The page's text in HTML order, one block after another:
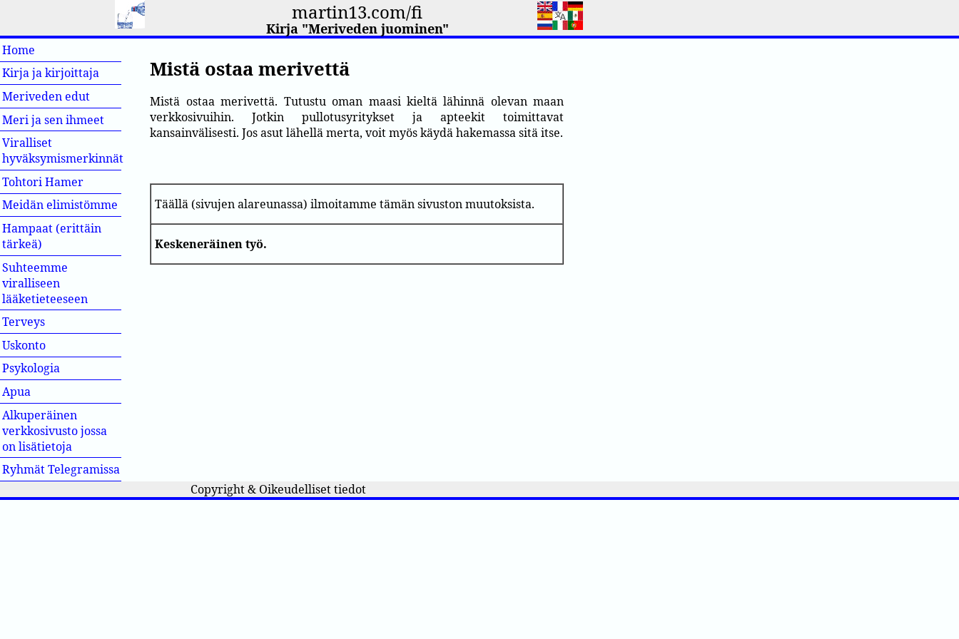
martin13.com/fi
Kirja "Meriveden juominen"
Home
Kirja ja kirjoittaja
Meriveden edut
Meri ja sen ihmeet
Viralliset
hyväksymismerkinnät
Tohtori Hamer
Meidän elimistömme
Hampaat (erittäin
tärkeä)
Suhteemme
viralliseen
lääketieteeseen
Terveys
Uskonto
Psykologia
Apua
Alkuperäinen
verkkosivusto jossa
on lisätietoja
Ryhmät Telegramissa
Mistä ostaa merivettä
Mistä ostaa merivettä. Tutustu oman maasi kieltä lähinnä olevan maan
verkkosivuihin. Jotkin pullotusyritykset ja apteekit toimittavat
kansainvälisesti. Jos asut lähellä merta, voit myös käydä hakemassa sitä itse.
Täällä (sivujen alareunassa) ilmoitamme tämän sivuston muutoksista.
Keskeneräinen työ.
Copyright & Oikeudelliset tiedot